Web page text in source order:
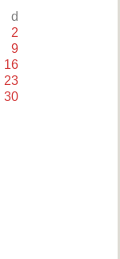
d
2
9
16
23
30